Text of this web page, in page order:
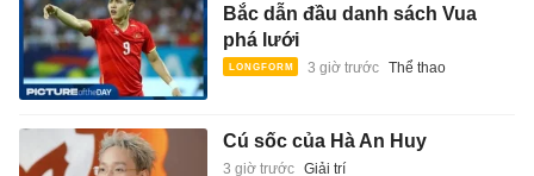
Bắc dẫn đầu danh sách Vua
phá lưới
3 giờ trước Thể thao
Cú sốc của Hà An Huy
3 giờ trước Giải trí